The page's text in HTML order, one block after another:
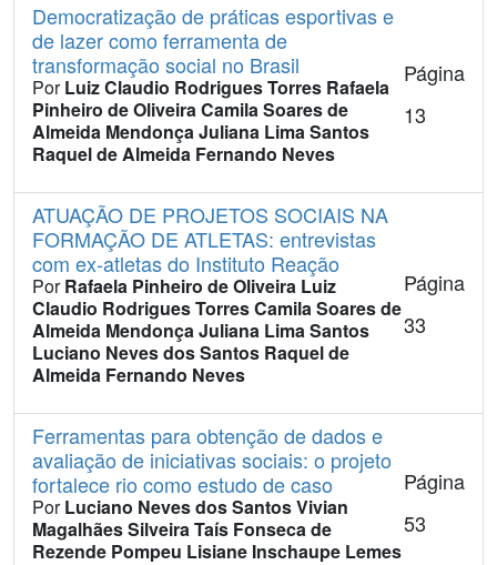
Democratização de práticas esportivas e
de lazer como ferramenta de
transformação social no Brasil
PorLuiz Claudio Rodrigues Torres Rafaela
Pinheiro de OliveiraCamila Soares de
Almeida MendonçaJuliana Lima Santos
Raquel de Almeida Fernando Neves
Página
13
ATUAÇÃO DE PROJETOS SOCIAIS NA
FORMAÇÃO DE ATLETAS: entrevistas
com ex-atletas do Instituto Reação
PorRafaela Pinheiro de Oliveira Luiz
Claudio Rodrigues TorresCamila Soares de
Almeida MendonçaJuliana Lima Santos
Luciano Neves dos Santos Raquel de
Almeida Fernando Neves
Página
33
Ferramentas para obtenção de dados e
avaliação de iniciativas sociais: o projeto
fortalece rio como estudo de caso
PorLuciano Neves dos SantosVivian
Magalhães SilveiraTaís Fonseca de
Rezende Pompeu Lisiane Inschaupe Lemes
Página
53